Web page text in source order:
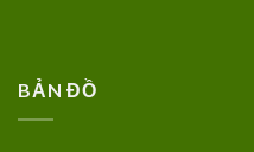
BẢN ĐỒ